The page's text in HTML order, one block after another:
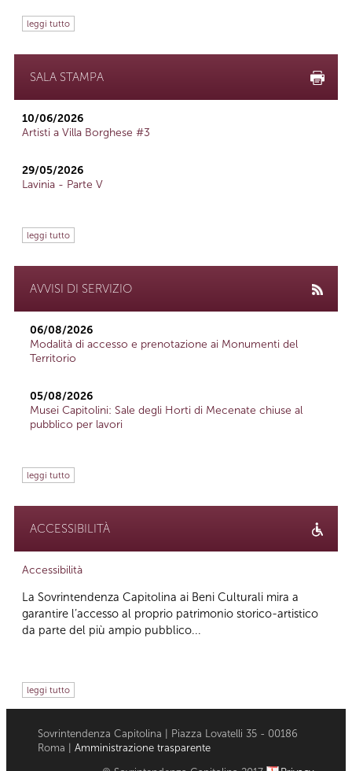
leggi tutto
SALA STAMPA
10/06/2026
Artisti a Villa Borghese #3
29/05/2026
Lavinia - Parte V
leggi tutto
AVVISI DI SERVIZIO
06/08/2026
Modalità di accesso e prenotazione ai Monumenti del
Territorio
05/08/2026
Musei Capitolini: Sale degli Horti di Mecenate chiuse al
pubblico per lavori
leggi tutto
ACCESSIBILITÀ
Accessibilità
La Sovrintendenza Capitolina ai Beni Culturali mira a
garantire l’accesso al proprio patrimonio storico-artistico
da parte del più ampio pubblico...
leggi tutto
Sovrintendenza Capitolina | Piazza Lovatelli 35 - 00186
Roma | Amministrazione trasparente